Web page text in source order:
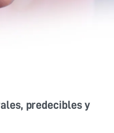
predecibles y